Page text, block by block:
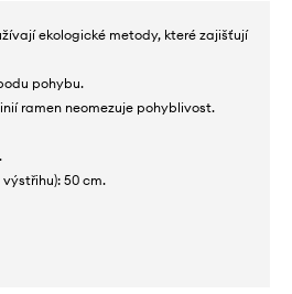
ekologické metody, které zajišťují
pohybu.
ramen neomezuje pohyblivost.
50 cm.